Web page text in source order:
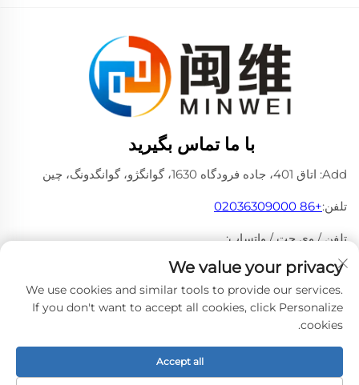
با ما تماس بگیرید
Add: اتاق 401، جاده فرودگاه 1630، گوانگژو، گوانگدونگ، چین
تلفن:+86 02036309000
تلفن / وی چت / واتساپ:
+86 15180199394
پست الکترونیکی:[email protected]
We value your privacy
We use cookies and similar tools to provide our services.
If you don't want to accept all cookies, click Personalize
cookies.
Accept all